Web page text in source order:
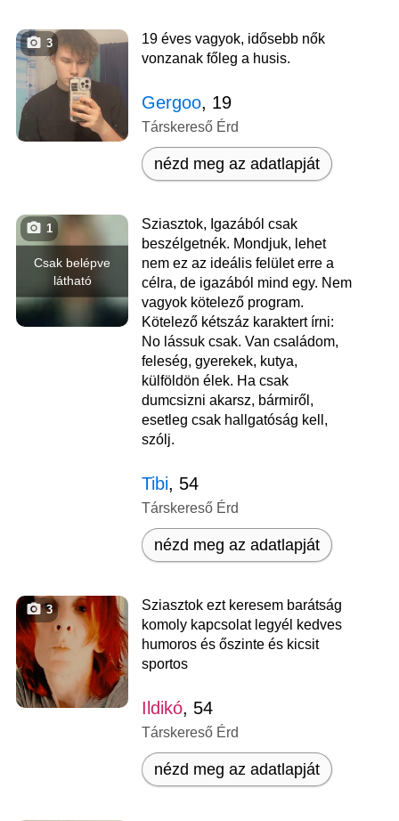
3
19 éves vagyok, idősebb nők
vonzanak főleg a husis.
Gergoo, 19
Társkereső Érd
nézd meg az adatlapját
Csak belépve
látható
1
Sziasztok, Igazából csak
beszélgetnék. Mondjuk, lehet
nem ez az ideális felület erre a
célra, de igazából mind egy. Nem
vagyok kötelező program.
Kötelező kétszáz karaktert írni:
No lássuk csak. Van családom,
feleség, gyerekek, kutya,
külföldön élek. Ha csak
dumcsizni akarsz, bármiről,
esetleg csak hallgatóság kell,
szólj.
Tibi, 54
Társkereső Érd
nézd meg az adatlapját
3
Sziasztok ezt keresem barátság
komoly kapcsolat legyél kedves
humoros és őszinte és kicsit
sportos
Ildikó, 54
Társkereső Érd
nézd meg az adatlapját